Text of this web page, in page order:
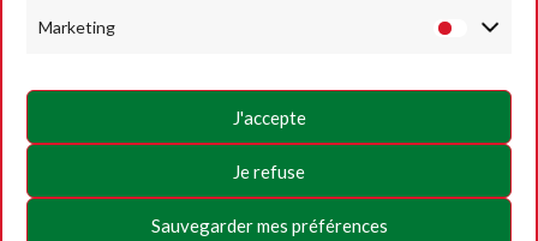
Marketing
J'accepte
Je refuse
Sauvegarder mes préférences